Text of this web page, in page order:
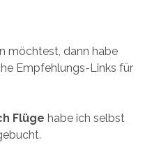
möchtest, dann habe
Empfehlungs-Links für
Flüge habe ich selbst